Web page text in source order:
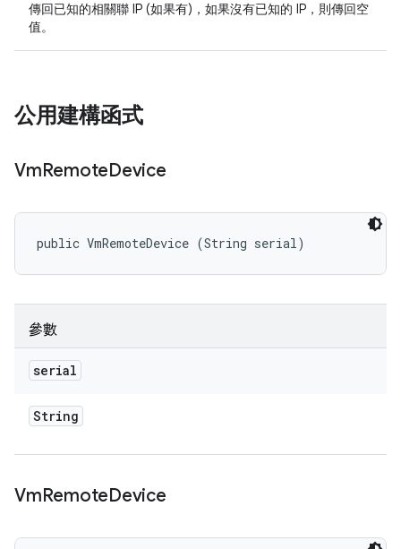
傳回已知的相關聯 IP (如果有)，如果沒有已知的 IP，則傳回空
值。
公用建構函式
VmRemoteDevice
public VmRemoteDevice (String serial)
參數
serial
String
VmRemoteDevice